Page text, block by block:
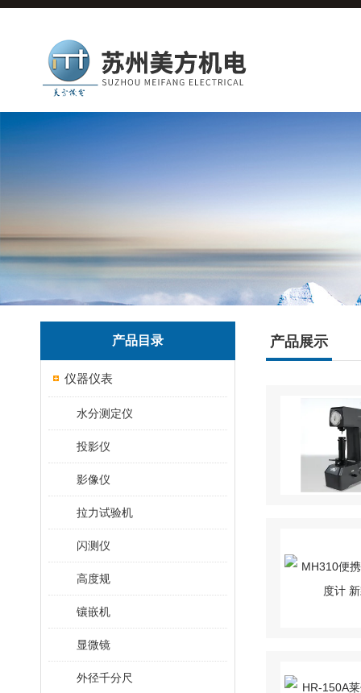
产品目录
仪器仪表
水分测定仪
投影仪
影像仪
拉力试验机
闪测仪
高度规
镶嵌机
显微镜
外径千分尺
产品展示